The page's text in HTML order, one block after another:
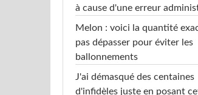
à cause d'une erreur
Melon : voici la quantité
pas dépasser pour éviter les
ballonnements
J'ai démasqué des centaines
d'infidèles juste en posant